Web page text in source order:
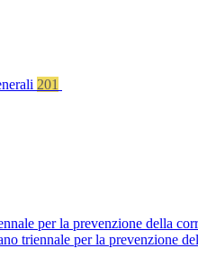
201
per la prevenzione della
triennale per la prevenzione